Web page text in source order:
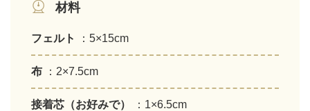
材料
フェルト ：5×15cm
布 ：2×7.5cm
接着芯（お好みで） ：1×6.5cm